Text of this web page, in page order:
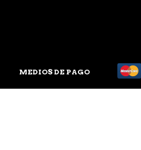
MEDIOS DE PAGO